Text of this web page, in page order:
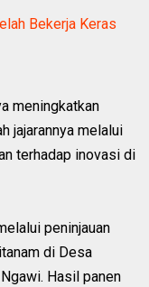
Bekerja Keras
meningkatkan
jajarannya melalui
terhadap inovasi di
peninjauan
di Desa
Hasil panen